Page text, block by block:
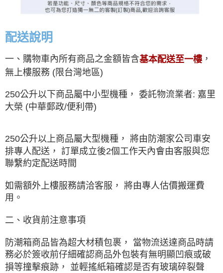
配送說明
一、購物車內所有商品之金額皆含基本配送至一樓 ，
無上樓服務 (限台灣地區)
250公升以下商品屬中小型機種， 委託物流業者: 嘉里
大榮 (中華郵政/便利帶)
250公升以上商品屬大型機種， 將由防潮家公司車安
排專人配送， 訂單成立後2個工作天內會由客服與您
聯繫約定配送時間
如需額外上樓服務請洽客服， 將由專人估價搬運費
用。
二、收貨前注意事項
防潮箱商品皆為超大材積包裹， 當物流送達商品時請
務必於簽收前仔細確認商品外包裝有無明顯凹痕或破
損等撞擊痕跡， 並輕搖紙箱確認是否有玻璃碎裂聲